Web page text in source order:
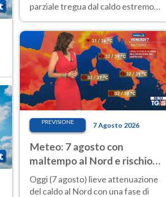
parziale tregua dal caldo estremo
40 gradi.
PREVISIONE 7 Agosto 2026
Meteo: 7 agosto con
maltempo al Nord e rischio
nubifragi. Altrove caldo
estremo
Oggi (7 agosto) lieve attenuazione
del caldo al Nord con una fase di